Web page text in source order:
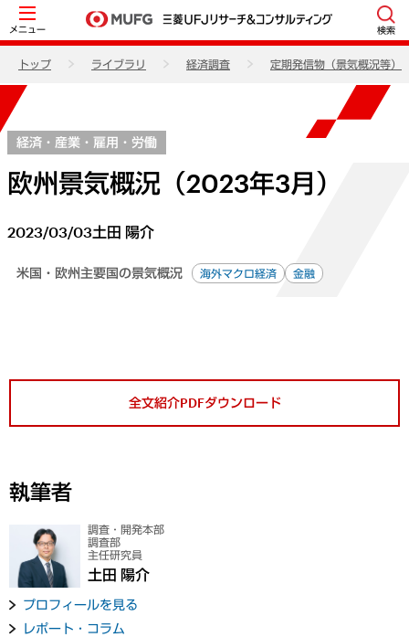
メニュー 検索
トップ ライブラリ 経済調査 定期発信物（景気概況等）
経済・産業・雇用・労働
欧州景気概況（2023年3月）
2023/03/03土田 陽介
米国・欧州主要国の景気概況 海外マクロ経済 金融
全文紹介PDFダウンロード
執筆者
調査・開発本部
調査部
主任研究員
土田 陽介
プロフィールを見る
レポート・コラム